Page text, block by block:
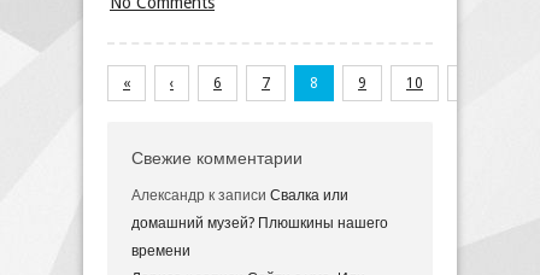
« ‹ 6 7 8 9 10
Свежие комментарии
Александр к записи Свалка или
домашний музей? Плюшкины нашего
времени